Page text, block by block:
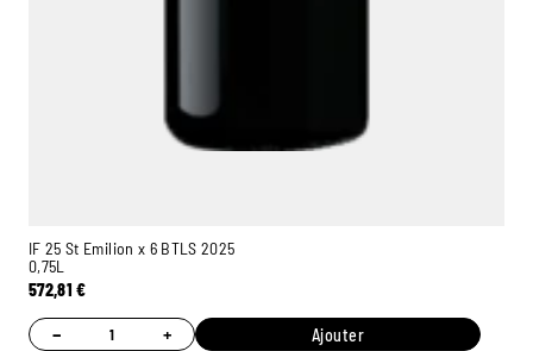
IF 25 St Emilion x 6 BTLS 2025
0,75L
572,81€
− + Ajouter